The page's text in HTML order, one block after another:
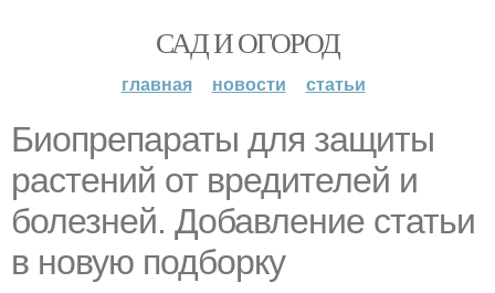
САД И ОГОРОД
главная новости статьи
Биопрепараты для защиты
растений от вредителей и
болезней. Добавление статьи
в новую подборку